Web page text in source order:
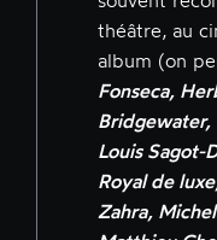
théâtre, au
album (on
Fonseca,
Bridgewater,
Louis Sagot-
Royal de
Zahra,